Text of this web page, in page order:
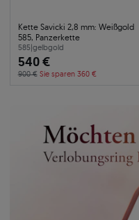
Kette Savicki 2,8 mm: Weißgold
585, Panzerkette
585|gelbgold
540 €
900 € Sie sparen 360 €